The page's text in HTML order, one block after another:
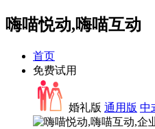
嗨喵悦动,嗨喵互动
首页
免费试用
婚礼版 通用版 中